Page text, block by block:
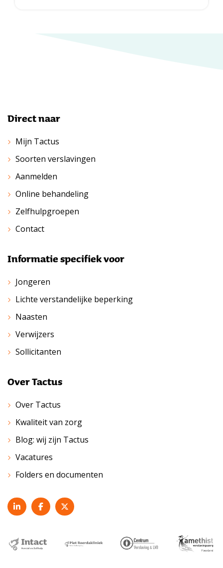
Direct naar
Mijn Tactus
Soorten verslavingen
Aanmelden
Online behandeling
Zelfhulpgroepen
Contact
Informatie specifiek voor
Jongeren
Lichte verstandelijke beperking
Naasten
Verwijzers
Sollicitanten
Over Tactus
Over Tactus
Kwaliteit van zorg
Blog: wij zijn Tactus
Vacatures
Folders en documenten